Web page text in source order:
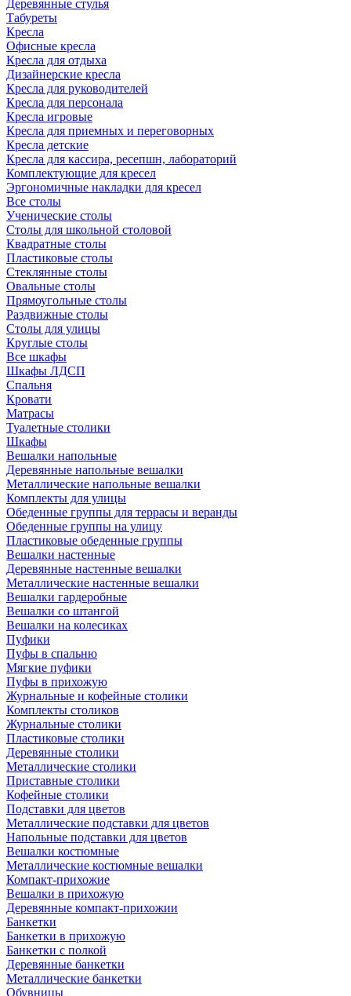
Деревянные стулья
Табуреты
Кресла
Офисные кресла
Кресла для отдыха
Дизайнерские кресла
Кресла для руководителей
Кресла для персонала
Кресла игровые
Кресла для приемных и переговорных
Кресла детские
Кресла для кассира, ресепшн, лабораторий
Комплектующие для кресел
Эргономичные накладки для кресел
Все столы
Ученические столы
Столы для школьной столовой
Квадратные столы
Пластиковые столы
Стеклянные столы
Овальные столы
Прямоугольные столы
Раздвижные столы
Столы для улицы
Круглые столы
Все шкафы
Шкафы ЛДСП
Спальня
Кровати
Матрасы
Туалетные столики
Шкафы
Вешалки напольные
Деревянные напольные вешалки
Металлические напольные вешалки
Комплекты для улицы
Обеденные группы для террасы и веранды
Обеденные группы на улицу
Пластиковые обеденные группы
Вешалки настенные
Деревянные настенные вешалки
Металлические настенные вешалки
Вешалки гардеробные
Вешалки со штангой
Вешалки на колесиках
Пуфики
Пуфы в спальню
Мягкие пуфики
Пуфы в прихожую
Журнальные и кофейные столики
Комплекты столиков
Журнальные столики
Пластиковые столики
Деревянные столики
Металлические столики
Приставные столики
Кофейные столики
Подставки для цветов
Металлические подставки для цветов
Напольные подставки для цветов
Вешалки костюмные
Металлические костюмные вешалки
Компакт-прихожие
Вешалки в прихожую
Деревянные компакт-прихожии
Банкетки
Банкетки в прихожую
Банкетки с полкой
Деревянные банкетки
Металлические банкетки
Обувницы